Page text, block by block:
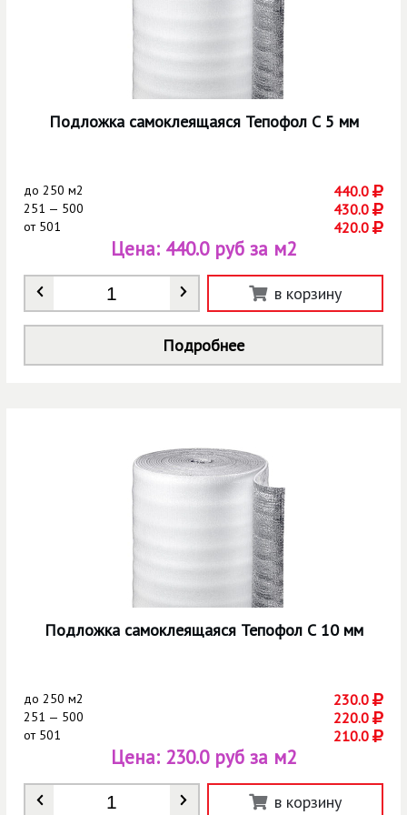
Подложка самоклеящаяся Тепофол С 5 мм
до 250 м2 440.0
251 — 500 430.0
от501 420.0
Количество
Цена: 440.0 руб за м2
в корзину
Подробнее
Подложка самоклеящаяся Тепофол С 10 мм
до 250 м2 230.0
251 — 500 220.0
от501 210.0
Количество
Цена: 230.0 руб за м2
в корзину